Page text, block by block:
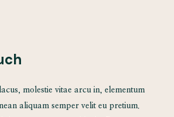
molestie vitae arcu in, elementum
aliquam semper velit eu pretium.